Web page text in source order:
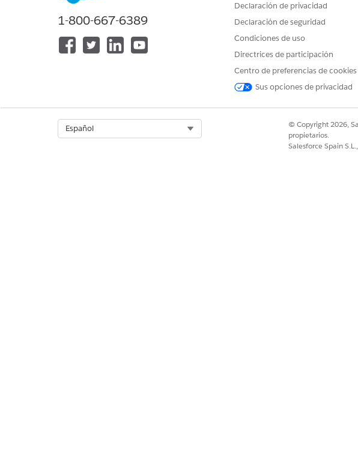
Trasformación de datos Builder
Acuerdos - Salesforce.com
o
condiciones aplicables en elDirectorio
única discreción del Cliente.
Para activar el Generador de Trasformaciones de
Para obtener más información, consulte
1-800-667-6389
Declaración de privacidad
Declaración de seguridad
Condiciones de uso
Directrices de participación
Centro de preferencias de cookies
Sus opciones de privacidad
Español
© Copyright 2026,
propietarios.
Salesforce Spain